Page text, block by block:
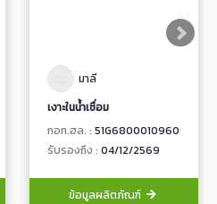
มาลี
เงาะในน้ำเชื่อม
กอท.ฮล. : 51G6800010960
รับรองถึง : 04/12/2569
ข้อมูลผลิตภัณฑ์